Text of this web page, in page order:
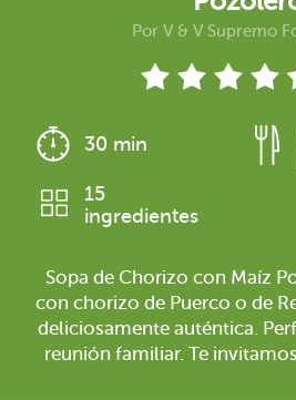
Por V & V Supremo
30 min
15
ingredientes
Sopa de Chorizo con Maíz
con chorizo de Puerco o de
deliciosamente auténtica.
reunión familiar. Te